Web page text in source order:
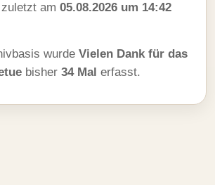
am 05.08.2026 um 14:42
wurde Vielen Dank für das
bisher 34 Mal erfasst.